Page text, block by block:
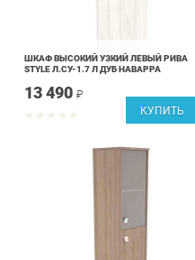
ШКАФ ВЫСОКИЙ УЗКИЙ ЛЕВЫЙ РИВА
STYLE Л.СУ-1.7 Л ДУБ НАВАРРА
13 490 ₽